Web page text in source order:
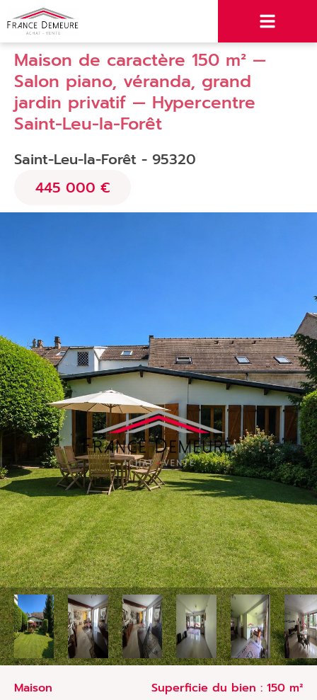
Maison de caractère 150 m² —
Salon piano, véranda, grand
jardin privatif — Hypercentre
Saint-Leu-la-Forêt
Saint-Leu-la-Forêt - 95320
445 000 €
maison Superficie du bien : 150 m²